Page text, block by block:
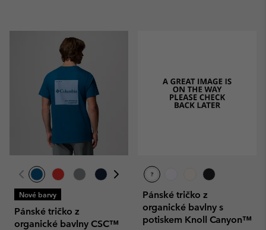
Nové barvy
Pánské tričko z
organické bavlny CSC™
Pánské tričko z
organické bavlny s
potiskem Knoll Canyon™